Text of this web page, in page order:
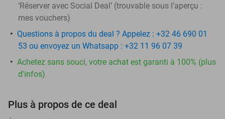
‘Réserver avec Social Deal’ (trouvable sous l’aperçu :
mes vouchers)
Questions à propos du deal ? Appelez : +32 46 690 01
53 ou envoyez un Whatsapp : +32 11 96 07 39
Achetez sans souci, votre achat est garanti à 100% (plus
d'infos)
Plus à propos de ce deal